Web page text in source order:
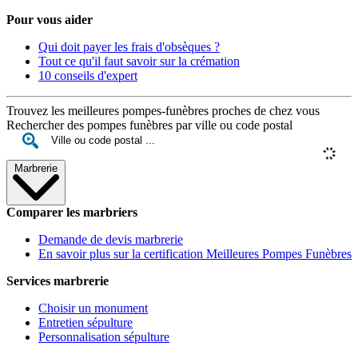
Pour vous aider
Qui doit payer les frais d'obsèques ?
Tout ce qu'il faut savoir sur la crémation
10 conseils d'expert
Trouvez les meilleures pompes-funèbres proches de chez vous
Rechercher des pompes funèbres par ville ou code postal
Marbrerie
Comparer les marbriers
Demande de devis marbrerie
En savoir plus sur la certification Meilleures Pompes Funèbres
Services marbrerie
Choisir un monument
Entretien sépulture
Personnalisation sépulture